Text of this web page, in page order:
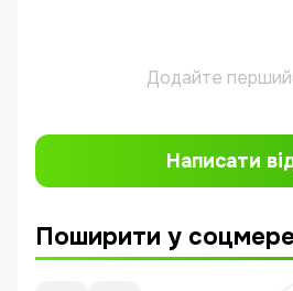
Додайте перший
Написати
Поширити у